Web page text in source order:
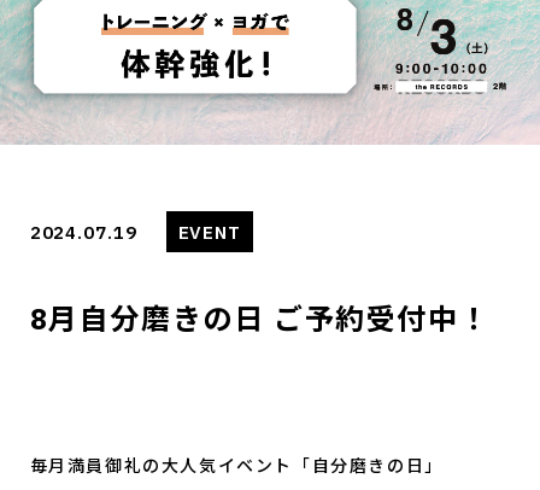
2024.07.19 EVENT
8月自分磨きの日 ご予約受付中！
毎月満員御礼の大人気イベント「自分磨きの日」